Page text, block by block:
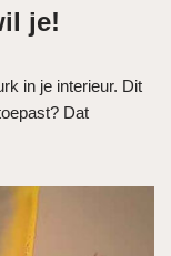
je!
in je interieur. Dit
Dat